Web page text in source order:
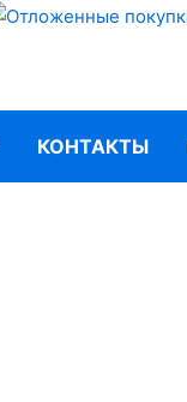
КОНТАКТЫ